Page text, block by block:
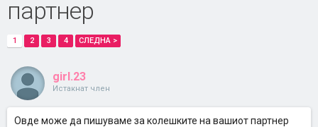
партнер
1 2 3 4 СЛЕДНА >
girl.23
Истакнат член
Овде може да пишуваме за колешките на вашиот партнер